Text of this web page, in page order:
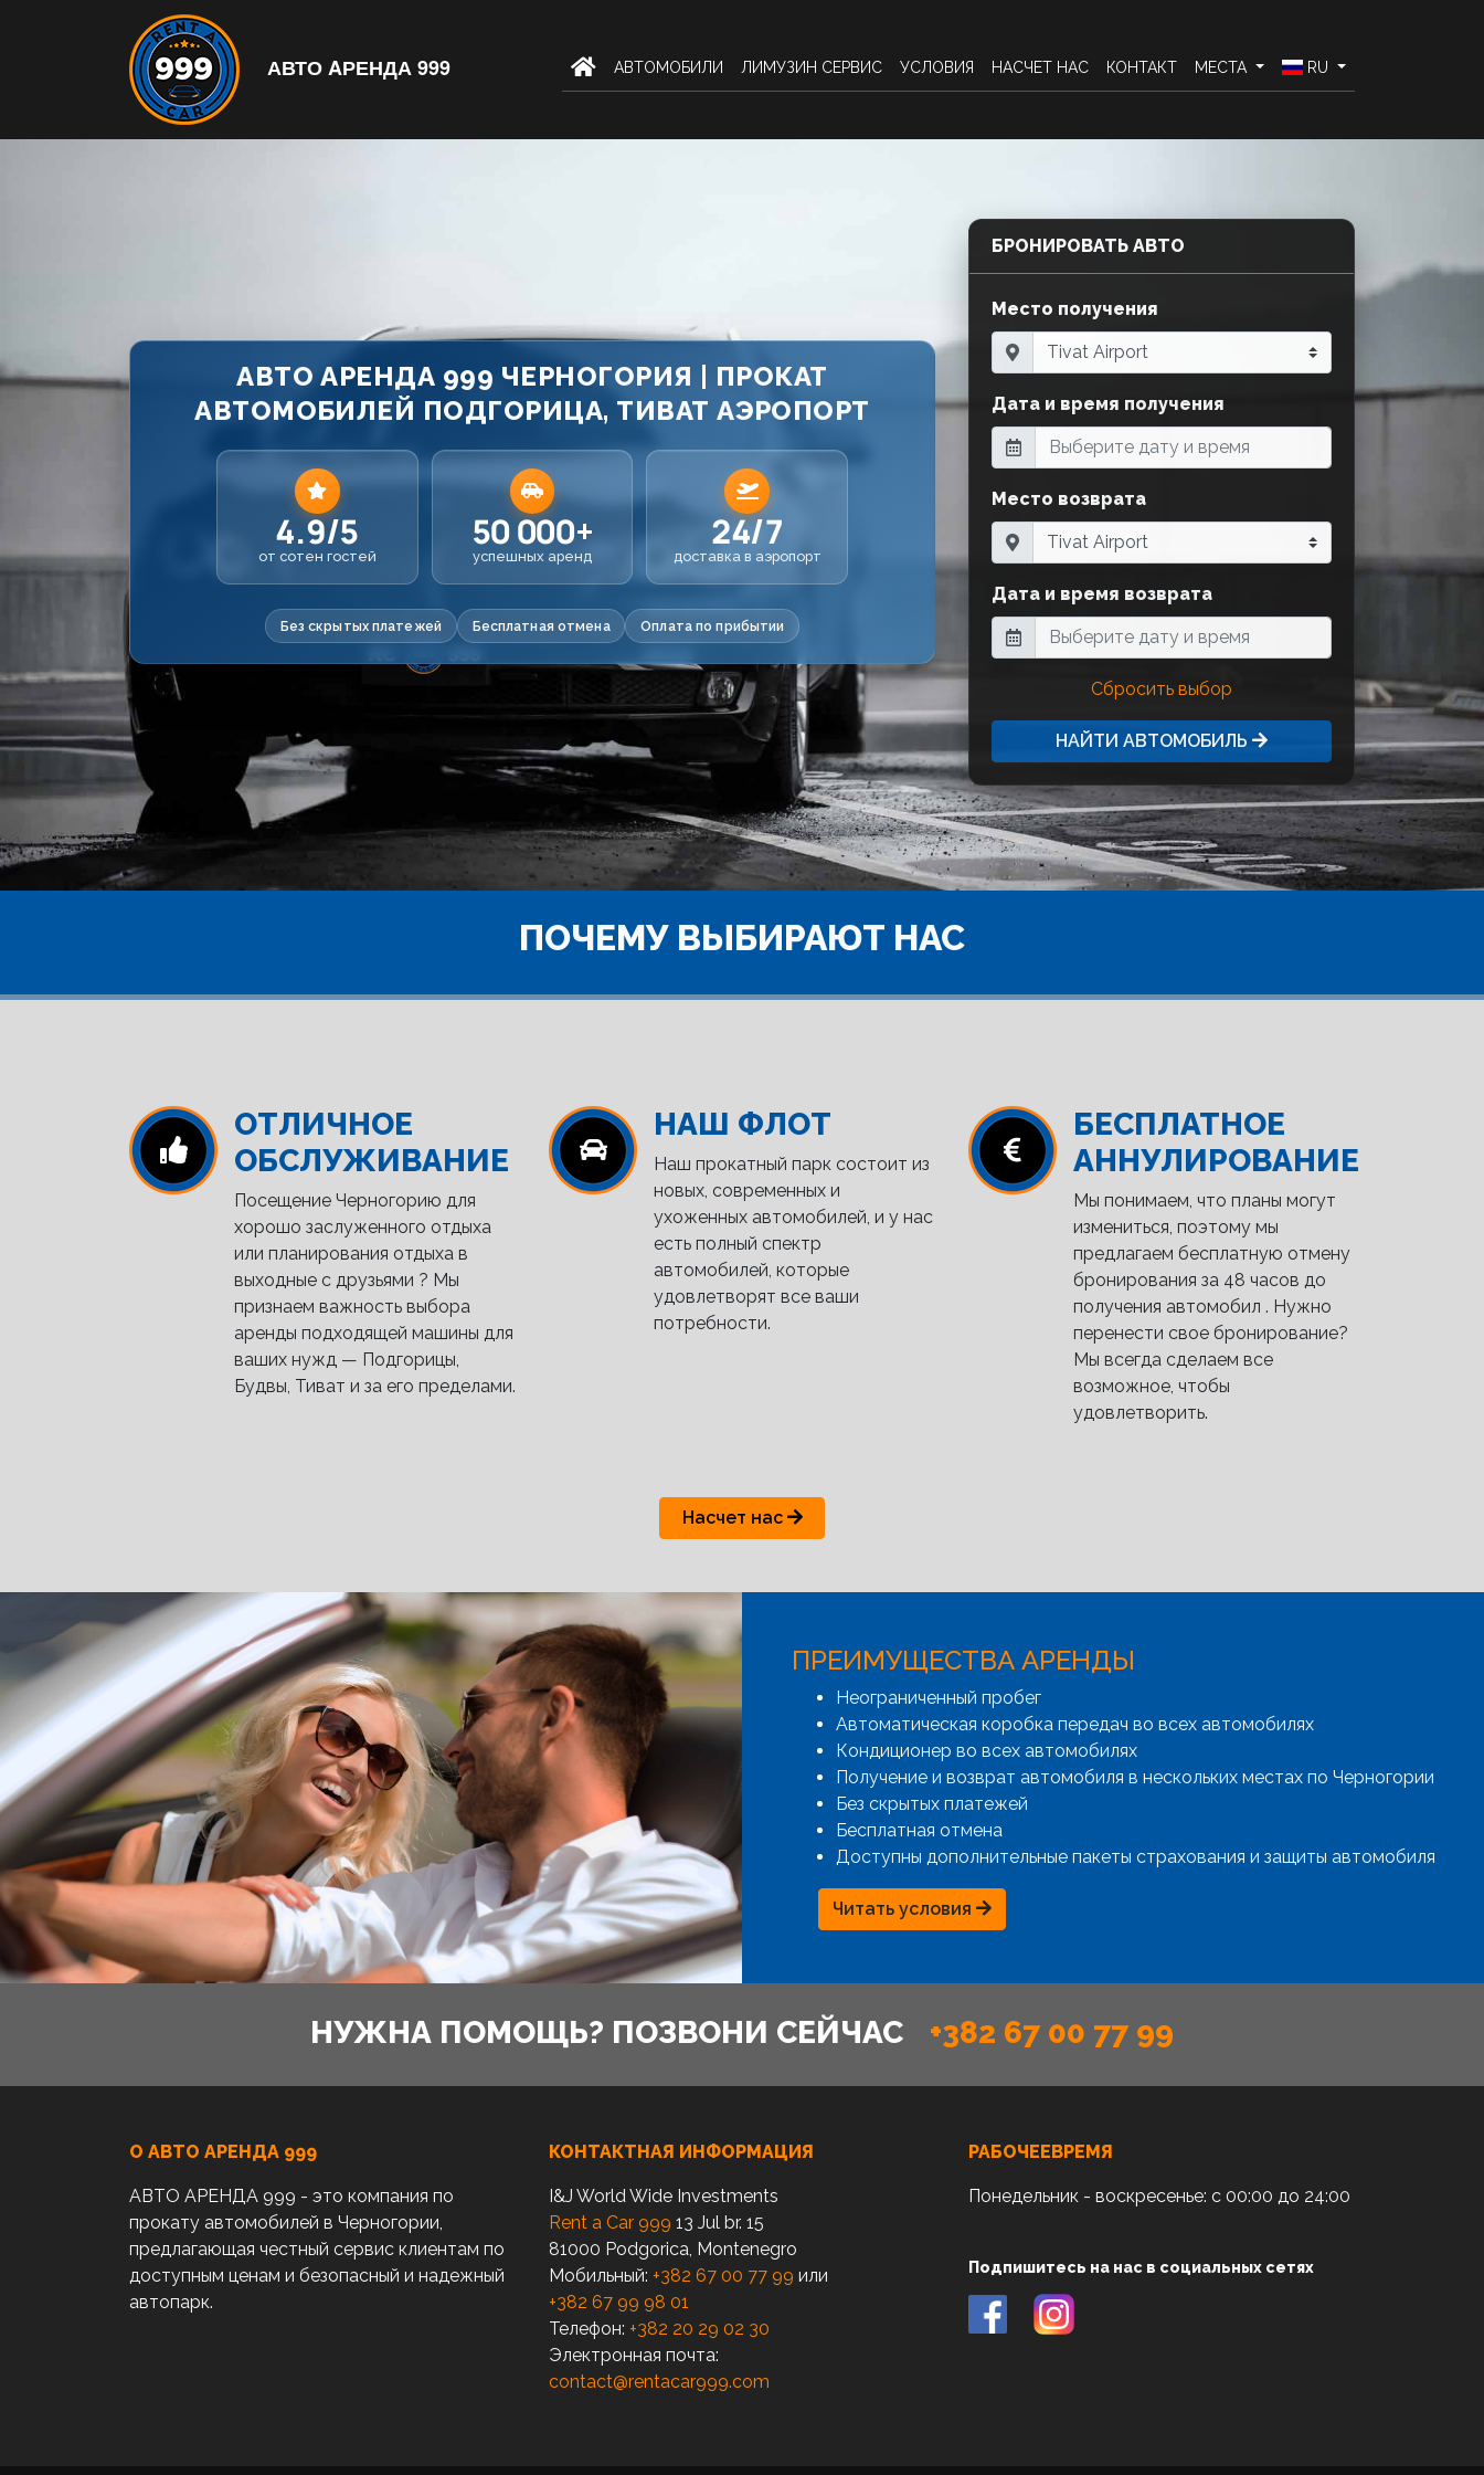
АВТО AРЕНДА 999 AВТОМОБИЛИ ЛИМУЗИН СЕРВИС УСЛОВИЯ НАСЧЕТ НАС КОНТАКТ МЕСТА RU
АВТО АРЕНДА 999 ЧЕРНОГОРИЯ | ПРОКАТ
АВТОМОБИЛЕЙ ПОДГОРИЦА, ТИВАТ АЭРОПОРТ
4.9/5
от сотен гостей
50 000+
успешных аренд
24/7
доставка в аэропорт
Без скрытых платежей Бесплатная отмена Оплата по прибытии
БРОНИРОВАТЬ АВТО
Место получения
Дата и время получения
Место возврата
Дата и время возврата
Сбросить выбор
НАЙТИ АВТОМОБИЛЬ
ПОЧЕМУ ВЫБИРАЮТ НАС
ОТЛИЧНОЕ
ОБСЛУЖИВАНИЕ
Посещение Черногорию для
хорошо заслуженного отдыха
или планирования отдыха в
выходные с друзьями ? Мы
признаем важность выбора
аренды подходящей машины для
ваших нужд — Подгорицы,
Будвы, Тиват и за его пределами.
НАШ ФЛОТ
Наш прокатный парк состоит из
новых, современных и
ухоженных автомобилей, и у нас
есть полный спектр
автомобилей, которые
удовлетворят все ваши
потребности.
БЕСПЛАТНОЕ
АННУЛИРОВАНИЕ
Мы понимаем, что планы могут
измениться, поэтому мы
предлагаем бесплатную отмену
бронирования за 48 часов до
получения автомобил . Нужно
перенести свое бронирование?
Мы всегда сделаем все
возможное, чтобы
удовлетворить.
Насчет нас
ПРЕИМУЩЕСТВА АРЕНДЫ
Неограниченный пробег
Автоматическая коробка передач во всех автомобилях
Кондиционер во всех автомобилях
Получение и возврат автомобиля в нескольких местах по Черногории
Без скрытых платежей
Бесплатная отмена
Доступны дополнительные пакеты страхования и защиты автомобиля
Читать условия
НУЖНА ПОМОЩЬ? ПОЗВОНИ СЕЙЧАС +382 67 00 77 99
О АВТО AРЕНДА 999
АВТО АРЕНДА 999 - это компания по
прокату автомобилей в Черногории,
предлагающая честный сервис клиентам по
доступным ценам и безопасный и надежный
автопарк.
КОНТАКТНАЯ ИНФОРМАЦИЯ
I&J World Wide Investments
Rent a Car 999 13 Jul br. 15
81000 Podgorica, Montenegro
Мобильный: +382 67 00 77 99 или
+382 67 99 98 01
Телефон: +382 20 29 02 30
Электронная почта:
contact@rentacar999.com
РАБОЧЕЕВРЕМЯ
Понедельник - воскресенье: с 00:00 до 24:00
Подпишитесь на нас в социальных сетях